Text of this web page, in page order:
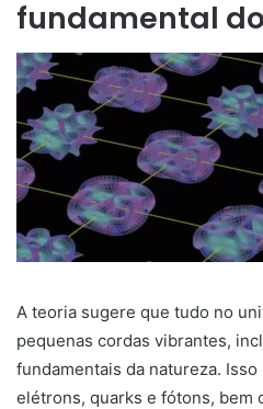
fundamental
A teoria sugere que tudo no
pequenas cordas vibrantes,
fundamentais da natureza.
elétrons, quarks e fótons, bem